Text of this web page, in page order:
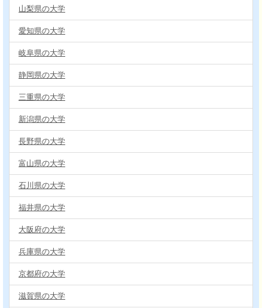
山梨県の大学
愛知県の大学
岐阜県の大学
静岡県の大学
三重県の大学
新潟県の大学
長野県の大学
富山県の大学
石川県の大学
福井県の大学
大阪府の大学
兵庫県の大学
京都府の大学
滋賀県の大学